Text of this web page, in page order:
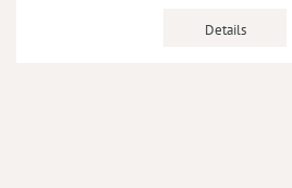
Details